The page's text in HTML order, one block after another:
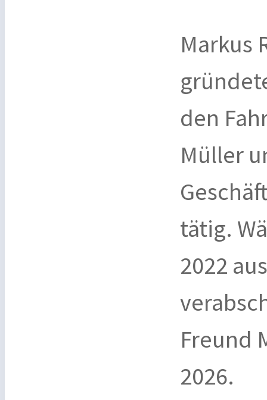
Markus
den
Müller
tätig.
2022
Freund
2026.